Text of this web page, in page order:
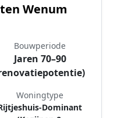
Wenum
Bouwperiode
Jaren 70–90
Woningtype
Dominant